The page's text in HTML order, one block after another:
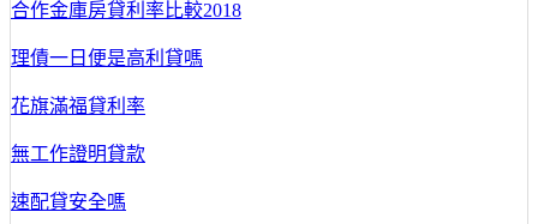
合作金庫房貸利率比較2018
理債一日便是高利貸嗎
花旗滿福貸利率
無工作證明貸款
速配貸安全嗎